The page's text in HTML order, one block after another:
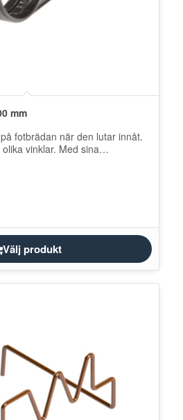
mm
fotbrädan när den lutar innåt.
vinklar. Med sina
Välj produkt